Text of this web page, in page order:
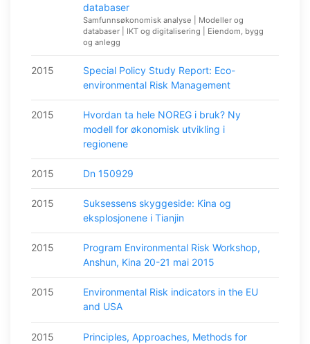
databaser
Samfunnsøkonomisk analyse | Modeller og
databaser | IKT og digitalisering | Eiendom, bygg
og anlegg
2015
Special Policy Study Report: Eco-
environmental Risk Management
2015
Hvordan ta hele NOREG i bruk? Ny
modell for økonomisk utvikling i
regionene
2015 Dn 150929
2015
Suksessens skyggeside: Kina og
eksplosjonene i Tianjin
2015
Program Environmental Risk Workshop,
Anshun, Kina 20-21 mai 2015
2015
Environmental Risk indicators in the EU
and USA
2015
Principles, Approaches, Methods for